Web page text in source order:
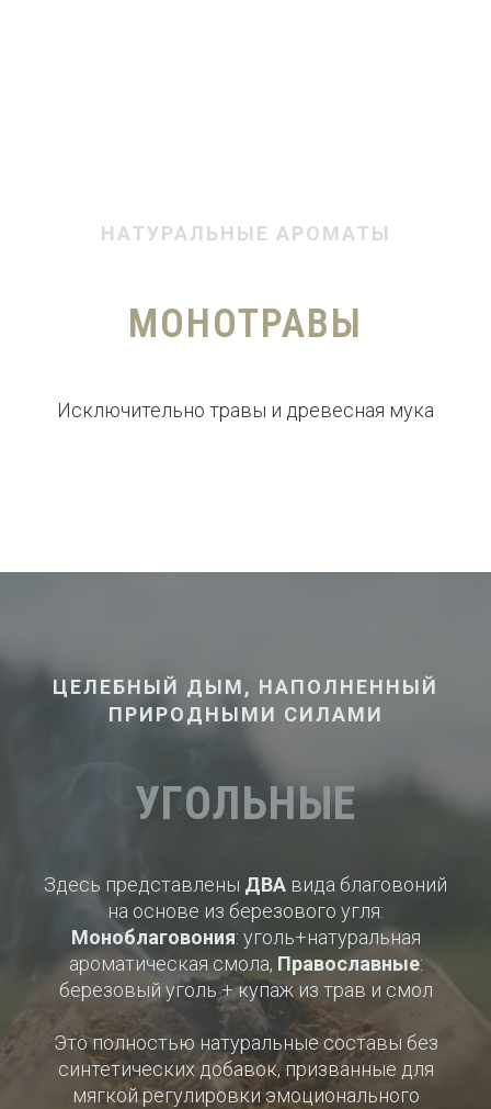
НАТУРАЛЬНЫЕ АРОМАТЫ
МОНОТРАВЫ
Исключительно травы и древесная мука
ЦЕЛЕБНЫЙ ДЫМ, НАПОЛНЕННЫЙ
ПРИРОДНЫМИ СИЛАМИ
УГОЛЬНЫЕ
Здесь представлены ДВА вида благовоний
на основе из березового угля:
Моноблаговония: уголь+натуральная
ароматическая смола, Православные:
березовый уголь + купаж из трав и смол
Это полностью натуральные составы без
синтетических добавок, призванные для
мягкой регулировки эмоционального